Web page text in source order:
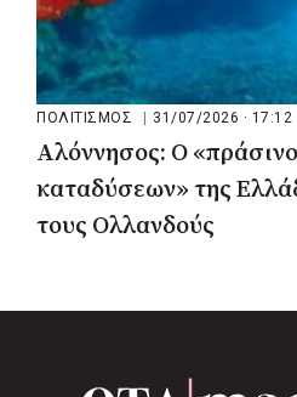
ΠΟΛΙΤΙΣΜΟΣ 31/07/2026 · 17:12
Αλόννησος: Ο
καταδύσεων» της
τους Ολλανδούς